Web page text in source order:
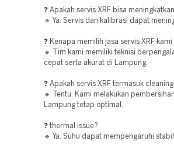
❓ Apakah servis XRF bisa
🔹 Ya. Servis dan kalibrasi dapat
❓ Kenapa memilih jasa servis XRF
🔹 Tim kami memiliki teknisi
cepat serta akurat di Lampung.
❓ Apakah servis XRF termasuk
🔹 Tentu. Kami melakukan
Lampung tetap optimal.
❓ thermal issue?
🔹 Ya. Suhu dapat mempengaruhi